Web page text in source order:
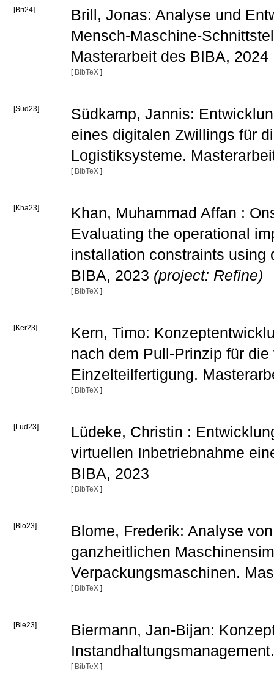
[Bri24]
Brill, Jonas: Analyse und
Mensch-Maschine-
Masterarbeit des BIBA, 2024
[ BibTeX ]
[Süd23]
Südkamp, Jannis:
eines digitalen Zwillings für
Logistiksysteme.
[ BibTeX ]
[Kha23]
Khan, Muhammad Affan :
Evaluating the operational
installation constraints using
BIBA, 2023 (project: Refine)
[ BibTeX ]
[Ker23]
Kern, Timo:
nach dem Pull-Prinzip für
Einzelteilfertigung.
[ BibTeX ]
[Lüd23]
Lüdeke, Christin :
virtuellen Inbetriebnahme
BIBA, 2023
[ BibTeX ]
[Blo23]
Blome, Frederik: Analyse
ganzheitlichen
Verpackungsmaschinen.
[ BibTeX ]
[Bie23]
Biermann, Jan-Bijan:
[ BibTeX ]